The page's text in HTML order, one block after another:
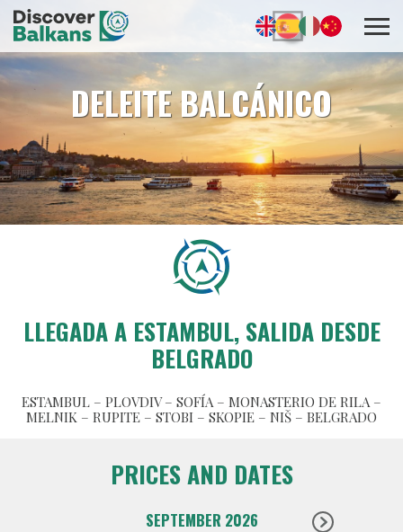
DELEITE BALCÁNICO
LLEGADA A ESTAMBUL, SALIDA DESDE
BELGRADO
ESTAMBUL – PLOVDIV – SOFÍA – MONASTERIO DE RILA –
MELNIK – RUPITE – STOBI – SKOPIE – NIŠ – BELGRADO
PRICES AND DATES
SEPTEMBER 2026